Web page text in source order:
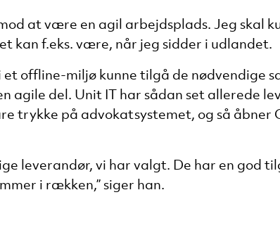
at være en agil arbejdsplads. Jeg skal
kan f.eks. være, når jeg sidder i udlandet.
offline-miljø kunne tilgå de nødvendige
agile del. Unit IT har sådan set allerede
trykke på advokatsystemet, og så åbner
leverandør, vi har valgt. De har en god
i rækken,” siger han.